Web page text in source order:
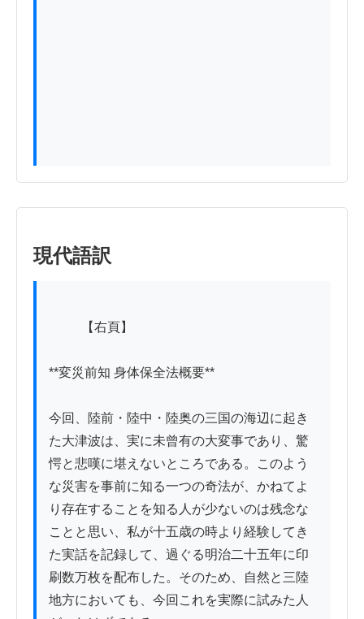
現代語訳
**変災前知 身体保全法概要**
今回、陸前・陸中・陸奥の三国の海辺に起き
た大津波は、実に未曾有の大変事であり、驚
愕と悲嘆に堪えないところである。このよう
な災害を事前に知る一つの奇法が、かねてよ
り存在することを知る人が少ないのは残念な
ことと思い、私が十五歳の時より経験してき
た実話を記録して、過ぐる明治二十五年に印
刷数万枚を配布した。そのため、自然と三陸
地方においても、今回これを実際に試みた人